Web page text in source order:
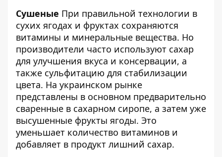
Сушеные При правильной технологии в
сухих ягодах и фруктах сохраняются
витамины и минеральные вещества. Но
производители часто используют сахар
для улучшения вкуса и консервации, а
также сульфитацию для стабилизации
цвета. На украинском рынке
представлены в основном предварительно
сваренные в сахарном сиропе, а затем уже
высушенные фрукты ягоды. Это
уменьшает количество витаминов и
добавляет в продукт лишний сахар.